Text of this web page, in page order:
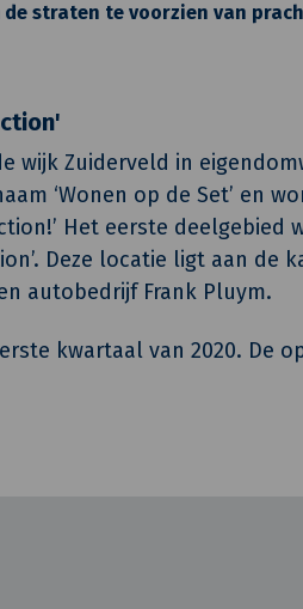
straten te voorzien van
wijk Zuiderveld in
‘Wonen op de Set’ en
Het eerste deelgebied
Deze locatie ligt aan de
autobedrijf Frank Pluym.
kwartaal van 2020. De